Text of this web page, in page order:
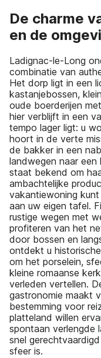
De charme
en de
Ladignac-le-Long
combinatie van
Het dorp ligt in een
kastanjebossen,
oude boerderijen
hier verblijft in een
tempo lager ligt: u
hoort in de verte
de bakker in een
landwegen naar een
staat bekend om
ambachtelijke
vakantiewoning
aan uw eigen tafel.
rustige wegen met
profiteren van het
door bossen en
ontdekt u
om het porselein,
kleine romaanse
verleden vertellen.
gastronomie maakt
bestemming voor
platteland willen
spontaan verlengde
snel
sfeer is.